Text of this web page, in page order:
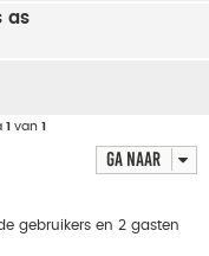
as
1van 1
Ga naar
gebruikers en 2 gasten